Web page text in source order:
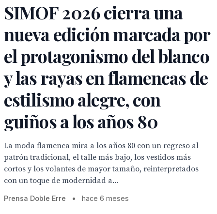
SIMOF 2026 cierra una
nueva edición marcada por
el protagonismo del blanco
y las rayas en flamencas de
estilismo alegre, con
guiños a los años 80
La moda flamenca mira a los años 80 con un regreso al
patrón tradicional, el talle más bajo, los vestidos más
cortos y los volantes de mayor tamaño, reinterpretados
con un toque de modernidad a...
Prensa Doble Erre • hace 6 meses